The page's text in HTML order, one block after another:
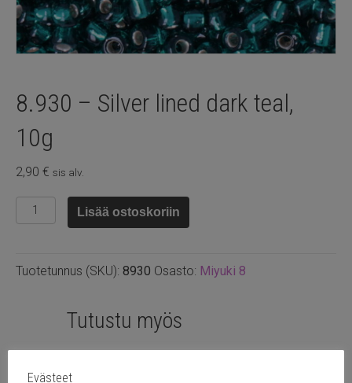
8.930 – Silver lined dark teal,
10g
2,90 € sis alv.
8.930
-
dark
Lisää ostoskoriin
Tuotetunnus (SKU): 8930 Osasto: Miyuki 8
Tutustu myös
Evästeet